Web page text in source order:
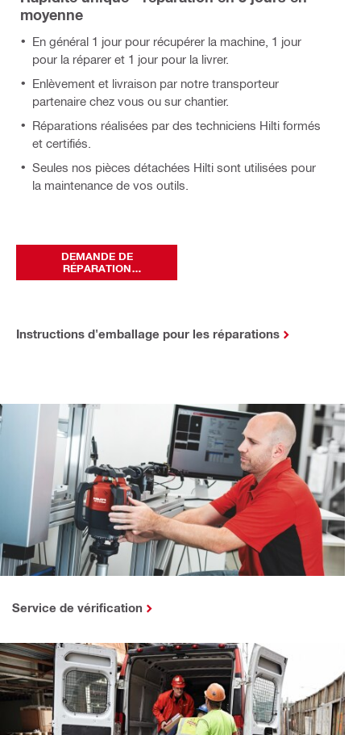
moyenne
En général 1 jour pour récupérer la machine, 1 jour
pour la réparer et 1 jour pour la livrer.
Enlèvement et livraison par notre transporteur
partenaire chez vous ou sur chantier.
Réparations réalisées par des techniciens Hilti formés
et certifiés.
Seules nos pièces détachées Hilti sont utilisées pour
la maintenance de vos outils.
DEMANDE DE
RÉPARATION
EN LIGNE
Instructions d'emballage pour les réparations
Service de vérification